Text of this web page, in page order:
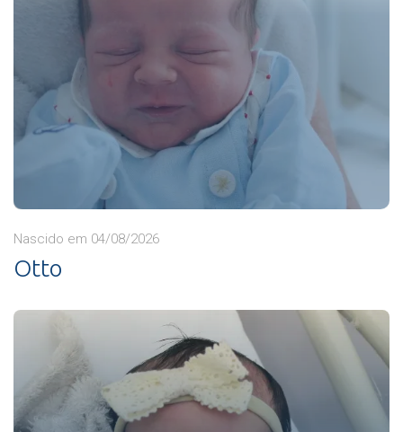
Nascido em 04/08/2026
Otto